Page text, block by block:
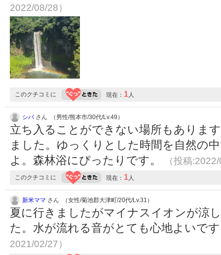
2022/08/28）
このクチコミに 現在： 1 人
シバさん （男性/熊本市/30代/Lv.49）
立ち入ることができない場所もありま
ました。ゆっくりとした時間を自然の
よ。森林浴にぴったりです。
（投稿
このクチコミに 現在： 1 人
新米ママ さん （女性/菊池郡大津町/20代/Lv.31）
夏に行きましたがマイナスイオンが涼
た。水が流れる音がとても心地よいで
2021/02/27）